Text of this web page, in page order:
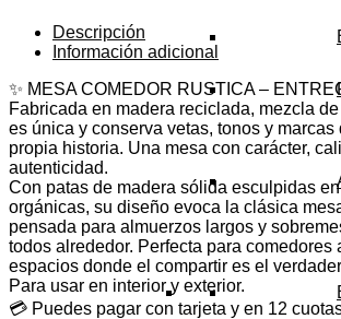
Descripción
Información adicional
✨ MESA COMEDOR RUSTICA –
Fabricada en madera reciclada, mezcla
es única y conserva vetas, tonos y marcas
propia historia. Una mesa con carácter,
autenticidad.
Con patas de madera sólida esculpidas
orgánicas, su diseño evoca la clásica
pensada para almuerzos largos y
todos alrededor. Perfecta para comedores
espacios donde el compartir es el
Para usar en interior y exterior.
💳 Puedes pagar con tarjeta y en 12